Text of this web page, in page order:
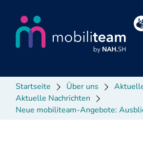
Startseite Über uns
Aktuelle Nachrichten
Neue mobiliteam-Angebote: